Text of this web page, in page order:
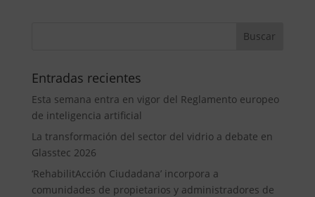
Entradas recientes
Esta semana entra en vigor del Reglamento europeo
de inteligencia artificial
La transformación del sector del vidrio a debate en
Glasstec 2026
‘RehabilitAcción Ciudadana’ incorpora a
comunidades de propietarios y administradores de